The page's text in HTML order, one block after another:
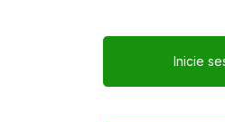
Inicie